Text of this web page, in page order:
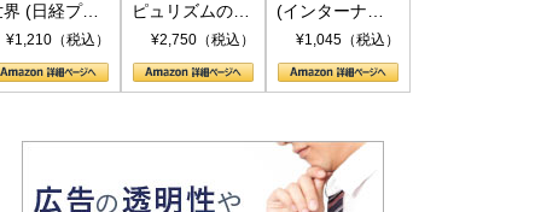
界 (日経プレ
アシリーズ)
¥1,210（税込）
ピュリズムの時
代：〈ヤヌス〉
¥2,750（税込）
(インターナシ
ョナル新書)
¥1,045（税込）